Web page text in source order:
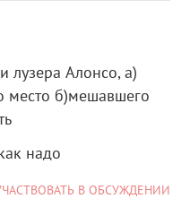
лузера Алонсо, а)
место б)мешавшего
надо
В ОБСУЖДЕНИИ